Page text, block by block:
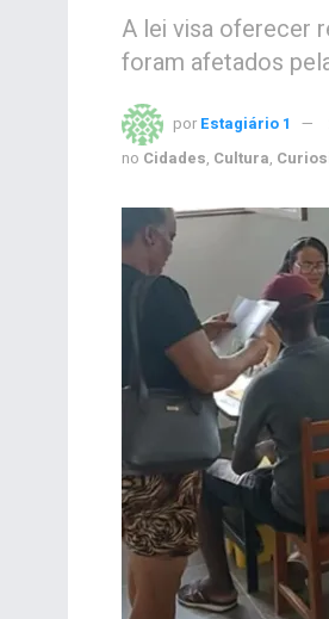
A lei visa oferecer
foram afetados
por Estagiário 1
no Cidades, Cultura,